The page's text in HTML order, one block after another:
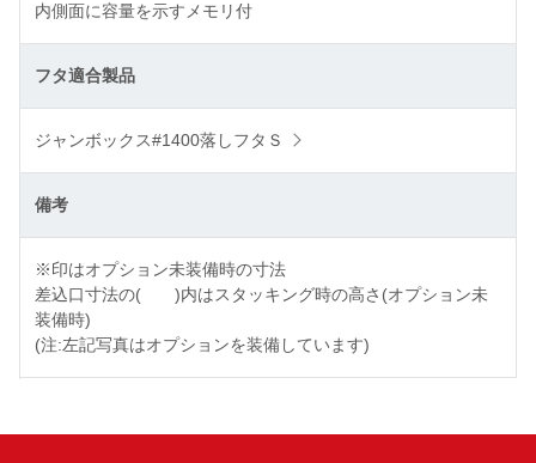
内側面に容量を示すメモリ付
フタ適合製品
ジャンボックス#1400落しフタＳ
備考
※印はオプション未装備時の寸法
差込口寸法の( )内はスタッキング時の高さ(オプション未
装備時)
(注:左記写真はオプションを装備しています)